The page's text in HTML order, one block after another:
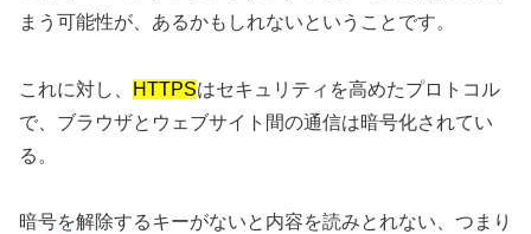
まう可能性が、あるかもしれないということです。
これに対し、 HTTPSはセキュリティを高めたプロトコル
で、ブラウザとウェブサイト間の通信は暗号化されてい
る。
暗号を解除するキーがないと内容を読みとれない、つまり